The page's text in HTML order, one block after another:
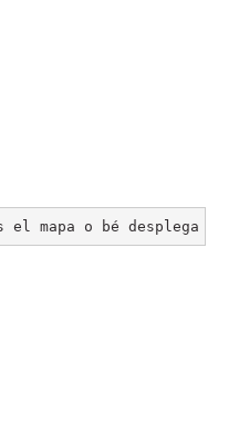
el mapa o bé desplega